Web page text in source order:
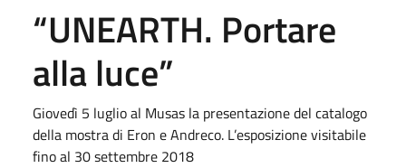
“UNEARTH. Portare
alla luce”
Giovedì 5 luglio al Musas la presentazione del catalogo
della mostra di Eron e Andreco. L’esposizione visitabile
fino al 30 settembre 2018